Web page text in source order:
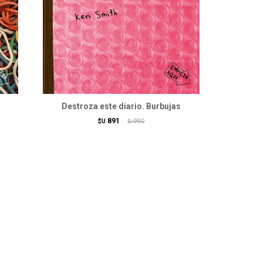
Destroza este diario. Burbujas
$U 891 $U 990